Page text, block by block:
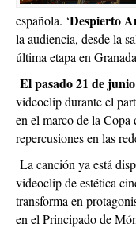
española. ‘Despierto
la audiencia, desde la
última etapa en
El pasado 21 de
videoclip durante el
en el marco de la
repercusiones en las
La canción ya está
videoclip de estética
transforma en
en el Principado de